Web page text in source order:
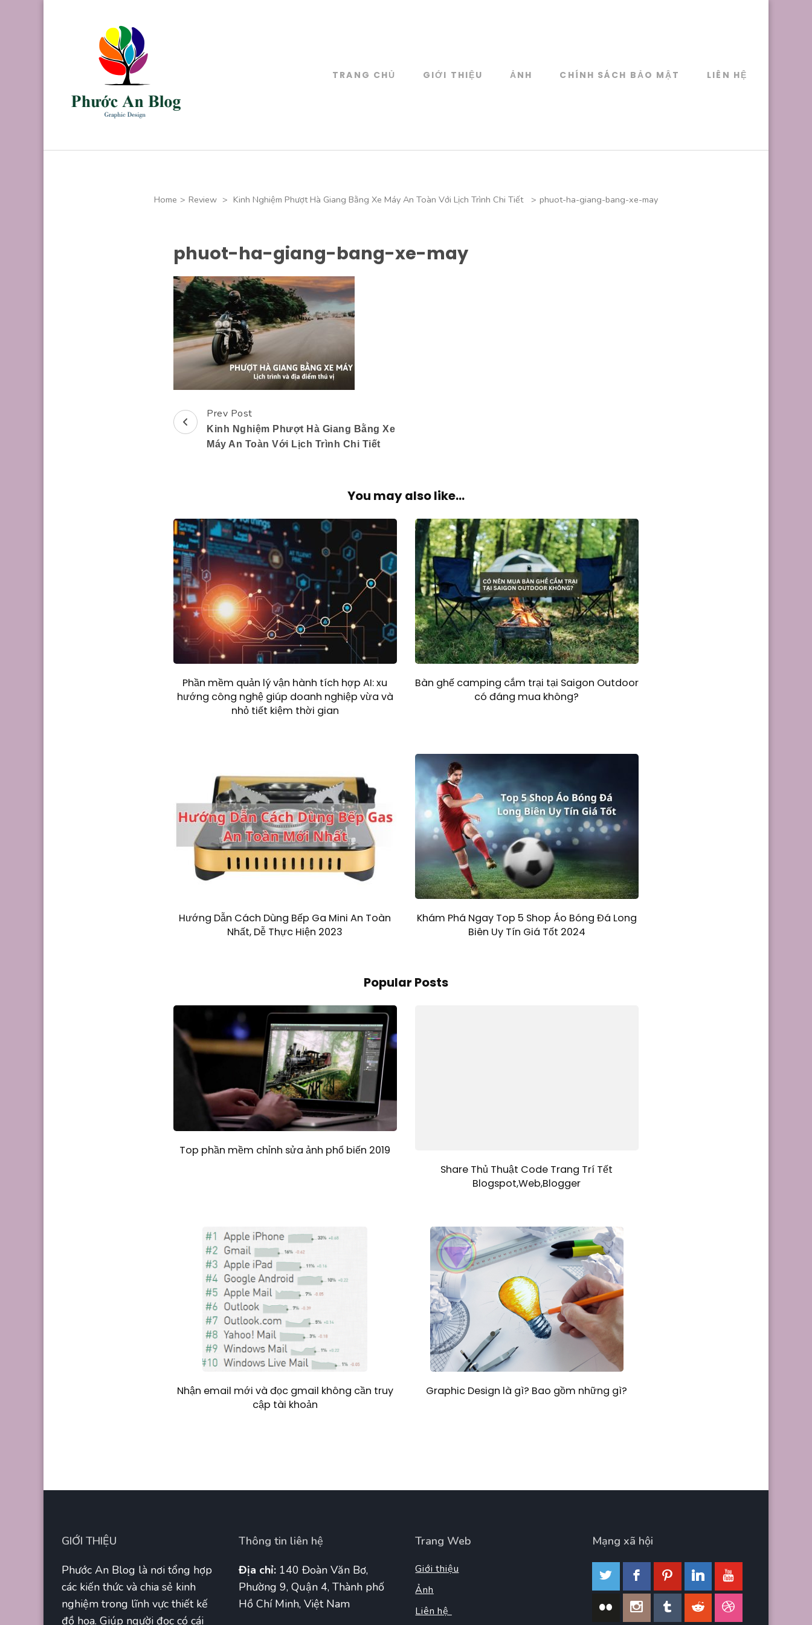
TRANG CHỦ GIỚI THIỆU ẢNH CHÍNH SÁCH BẢO MẬT LIÊN HỆ
Home > Review > Kinh Nghiệm Phượt Hà Giang Bằng Xe Máy An Toàn Với Lịch Trình Chi Tiết > phuot-ha-giang-bang-xe-may
phuot-ha-giang-bang-xe-may
Post
Navigation
Prev Post
Kinh Nghiệm Phượt Hà Giang Bằng Xe
Máy An Toàn Với Lịch Trình Chi Tiết
You may also like...
Phần mềm quản lý vận hành tích hợp AI: xu
hướng công nghệ giúp doanh nghiệp vừa và
nhỏ tiết kiệm thời gian
Bàn ghế camping cắm trại tại Saigon Outdoor
có đáng mua không?
Hướng Dẫn Cách Dùng Bếp Ga Mini An Toàn
Nhất, Dễ Thực Hiện 2023
Khám Phá Ngay Top 5 Shop Áo Bóng Đá Long
Biên Uy Tín Giá Tốt 2024
Popular Posts
Top phần mềm chỉnh sửa ảnh phổ biến 2019
Share Thủ Thuật Code Trang Trí Tết
Blogspot,Web,Blogger
Nhận email mới và đọc gmail không cần truy
cập tài khoản
Graphic Design là gì? Bao gồm những gì?
GIỚI THIỆU
Phước An Blog là nơi tổng hợp
các kiến thức và chia sẻ kinh
nghiệm trong lĩnh vực thiết kế
đồ họa. Giúp người đọc có cái
Thông tin liên hệ
Địa chỉ: 140 Đoàn Văn Bơ,
Phường 9, Quận 4, Thành phố
Hồ Chí Minh, Việt Nam
Trang Web
Giới thiệu
Ảnh
Liên hệ
Mạng xã hội